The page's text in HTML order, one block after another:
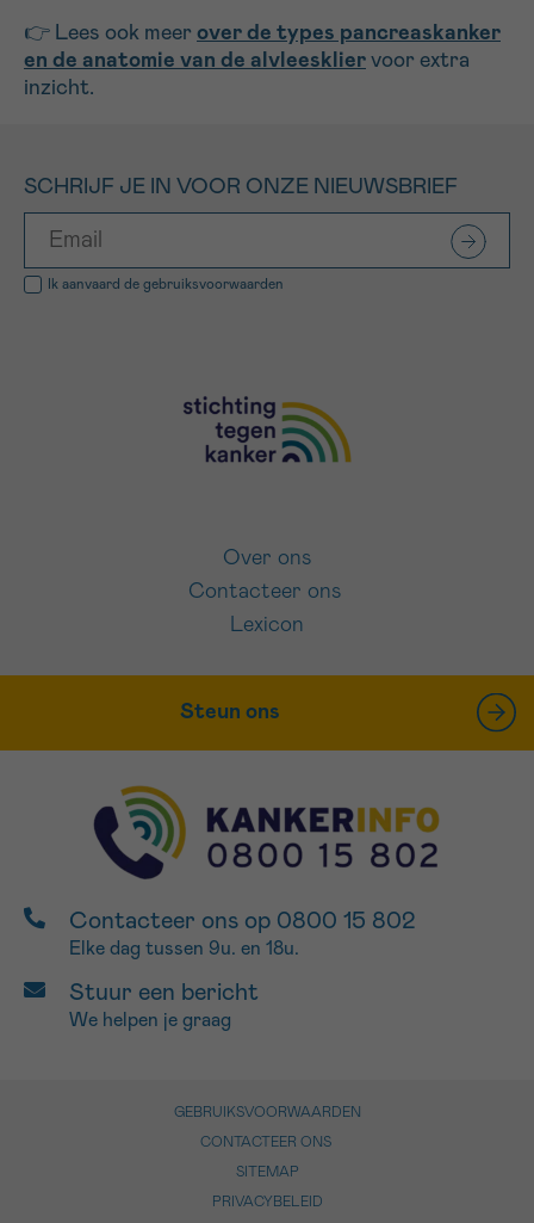
👉 Lees ook meer over de types pancreaskanker
en de anatomie van de alvleesklier voor extra
inzicht.
SCHRIJF JE IN VOOR ONZE NIEUWSBRIEF
Ik aanvaard de gebruiksvoorwaarden
Over ons
Contacteer ons
Lexicon
Steun ons
Contacteer ons op 0800 15 802
Elke dag tussen 9u. en 18u.
Stuur een bericht
We helpen je graag
GEBRUIKSVOORWAARDEN
CONTACTEER ONS
SITEMAP
PRIVACYBELEID